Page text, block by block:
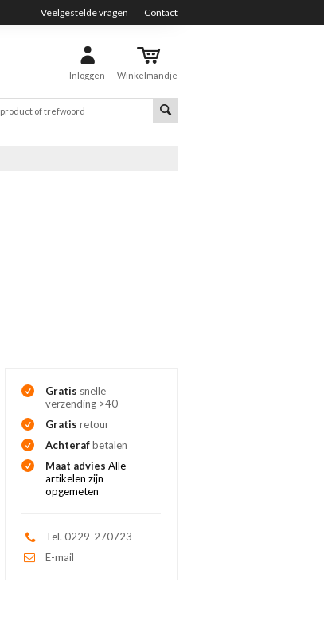
Veelgestelde vragen Contact
Inloggen Winkelmandje
Gratis snelle
verzending >40
Gratis retour
Achterafbetalen
Maat adviesAlle
artikelen zijn
opgemeten
Tel. 0229-270723
E-mail